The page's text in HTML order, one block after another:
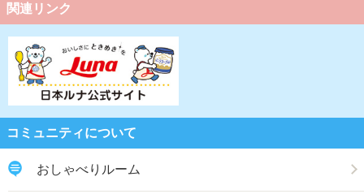
関連リンク
コミュニティについて
おしゃべりルーム